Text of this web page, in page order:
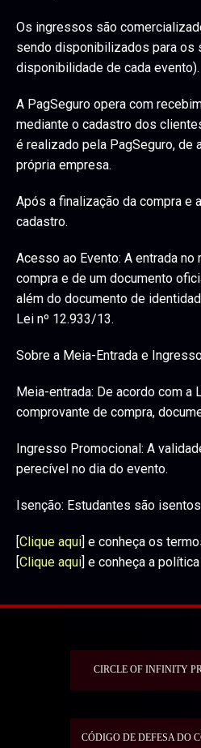
Os ingressos são
sendo disponibilizados para os
disponibilidade de cada evento).
A PagSeguro opera com
mediante o cadastro dos
é realizado pela PagSeguro,
própria empresa.
Após a finalização da compra e
cadastro.
Acesso ao Evento: A entrada
compra e de um documento
além do documento de
Lei nº 12.933/13.
Sobre a Meia-Entrada e
Meia-entrada: De acordo com
comprovante de compra,
Ingresso Promocional: A
perecível no dia do evento.
Isenção: Estudantes são
Clique aqui ] e conheça os
Clique aqui ] e conheça a
CIRCLE OF INFINITY
CÓDIGO DE DEFESA DO